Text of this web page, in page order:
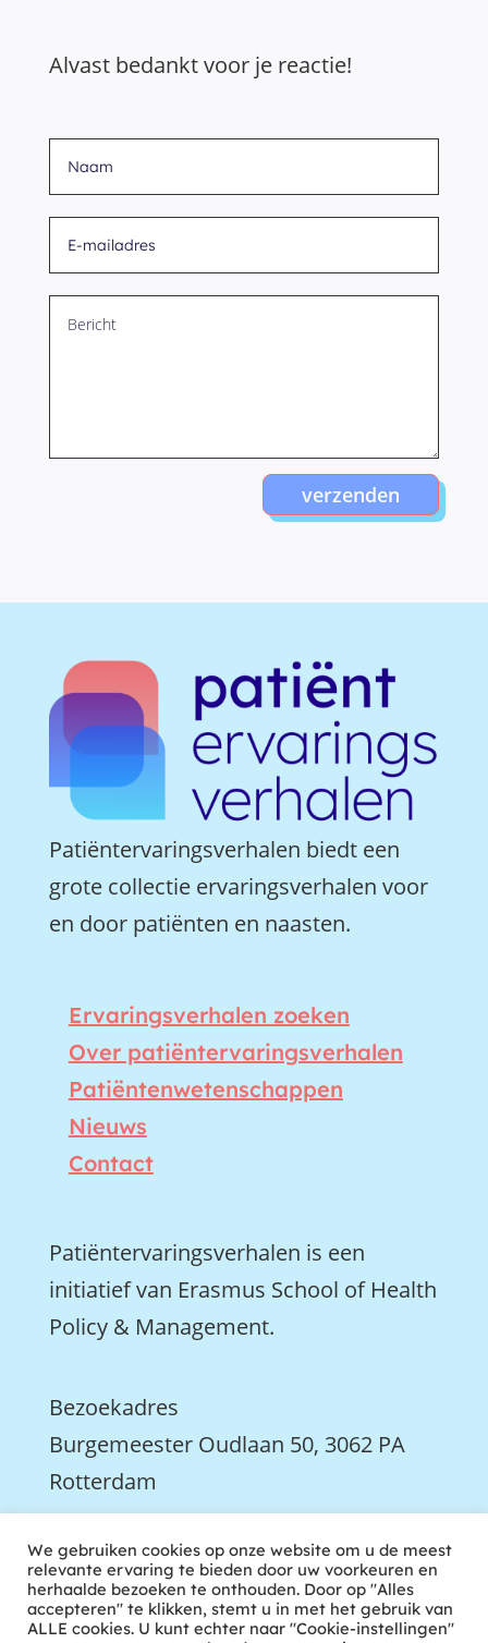
Alvast bedankt voor je reactie!
verzenden
Patiëntervaringsverhalen biedt een
grote collectie ervaringsverhalen voor
en door patiënten en naasten.
Ervaringsverhalen zoeken
Over patiëntervaringsverhalen
Patiëntenwetenschappen
Nieuws
Contact
Patiëntervaringsverhalen is een
initiatief van Erasmus School of Health
Policy & Management.
Bezoekadres
Burgemeester Oudlaan 50, 3062 PA
Rotterdam
 We zijn ook actief op LinkedIn
We gebruiken cookies op onze website om u de meest
relevante ervaring te bieden door uw voorkeuren en
herhaalde bezoeken te onthouden. Door op "Alles
accepteren" te klikken, stemt u in met het gebruik van
ALLE cookies. U kunt echter naar "Cookie-instellingen"